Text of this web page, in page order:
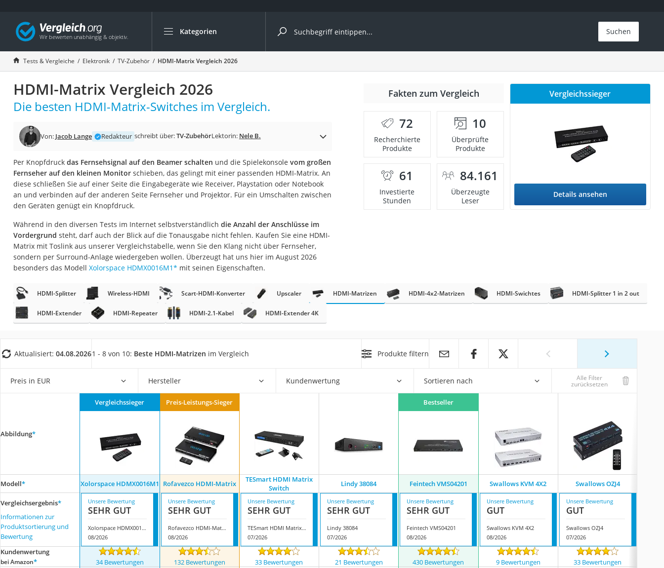
Kategorien
Die beliebtesten Vergleiche nach Kategorie
Elektronik
Powerstation
Monitor 32 Zoll 4K
Fernseher
Desktop-PC
Diascanner
Laser-Multifunktionsdrucker
Powerline-Adapter
Gaming-PC
Soundbar
17-Zoll-Laptop
Gaming-Headset
Schnurloses Telefon
Tablets unter 200 Euro
Lichtwecker
Service
Suchen
Tests & Vergleiche Elektronik TV-Zubehör HDMI-Matrix Vergleich 2026
HDMI-Matrix Vergleich 2026
Die besten HDMI-Matrix-Switches im Vergleich.
Von: Jacob Lange Redakteur schreibt über:TV-ZubehörLektorin: Nele B.
Per Knopfdruck das Fernsehsignal auf den Beamer schalten und die Spielekonsole vom großen
Fernseher auf den kleinen Monitorschieben, das gelingt mit einer passenden HDMI-Matrix. An
diese schließen Sie auf einer Seite die Eingabegeräte wie Receiver, Playstation oder Notebook
an und verbinden auf der anderen Seite Fernseher und Projektor. Für ein Umschalten zwischen
den Geräten genügt ein Knopfdruck.
Während in den diversen Tests im Internet selbstverständlich die Anzahl der Anschlüsse im
Vordergrund steht, darf auch der Blick auf die Tonausgabe nicht fehlen. Kaufen Sie eine HDMI-
Matrix mit Toslink aus unserer Vergleichstabelle, wenn Sie den Klang nicht über Fernseher,
sondern per Surround-Anlage wiedergeben wollen. Überzeugt hat uns hier im August 2026
besonders das Modell Xolorspace HDMX0016M1* mit seinen Eigenschaften.
Fakten zum Vergleich
72
Recherchierte
Produkte
10
Überprüfte
Produkte
61
Investierte
Stunden
84.161
Überzeugte
Leser
Vergleichssieger
Details ansehen
HDMI-Splitter Wireless-HDMI Scart-HDMI-Konverter Upscaler HDMI-Matrizen HDMI-4x2-Matrizen HDMI-Swichtes HDMI-Splitter 1 in 2 out
HDMI-Extender HDMI-Repeater HDMI-2.1-Kabel HDMI-Extender 4K
Aktualisiert: 04.08.20261 - 8 von 10: Beste HDMI-Matrizen im Vergleich Produkte filtern
Preis in EUR Hersteller Kundenwertung Sortieren nach Alle Filter
zurücksetzen
Abbildung*
Vergleichssieger Preis-Leistungs-Sieger Bestseller
Modell* Xolorspace HDMX0016M1 Rofavezco HDMI-Matrix
TESmart HDMI Matrix
Switch
Lindy 38084 Feintech VMS04201 Swallows KVM 4X2 Swallows OZJ4
Vergleichsergebnis*
Informationen zur
Produktsortierung und
Bewertung
Unsere Bewertung
SEHR GUT
Xolorspace HDMX0016M1
08/2026
Unsere Bewertung
SEHR GUT
Rofavezco HDMI-Matrix
08/2026
Unsere Bewertung
SEHR GUT
TESmart HDMI Matrix Switch
07/2026
Unsere Bewertung
SEHR GUT
Lindy 38084
07/2026
Unsere Bewertung
SEHR GUT
Feintech VMS04201
08/2026
Unsere Bewertung
GUT
Swallows KVM 4X2
08/2026
Unsere Bewertung
GUT
Swallows OZJ4
07/2026
Kundenwertung
bei Amazon* 34 Bewertungen 132 Bewertungen 33 Bewertungen 21 Bewertungen 430 Bewertungen 9 Bewertungen 33 Bewertungen